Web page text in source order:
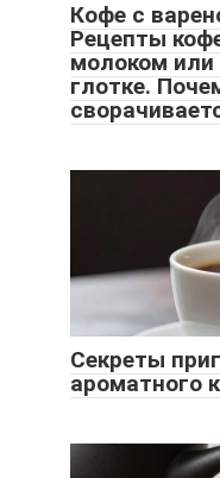
Кофе с
Рецепты
молоком
глотке.
Секреты
ароматного